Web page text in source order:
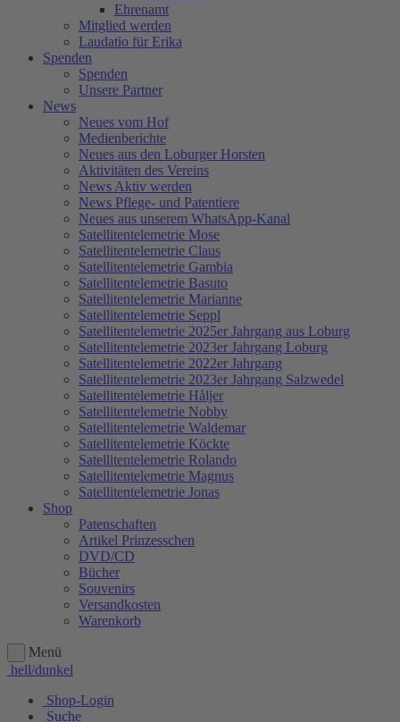
Ehrenamt
Mitglied werden
Laudatio für Erika
Spenden
Spenden
Unsere Partner
News
Neues vom Hof
Medienberichte
Neues aus den Loburger Horsten
Aktivitäten des Vereins
News Aktiv werden
News Pflege- und Patentiere
Neues aus unserem WhatsApp-Kanal
Satellitentelemetrie Mose
Satellitentelemetrie Claus
Satellitentelemetrie Gambia
Satellitentelemetrie Basuto
Satellitentelemetrie Marianne
Satellitentelemetrie Seppl
Satellitentelemetrie 2025er Jahrgang aus Loburg
Satellitentelemetrie 2023er Jahrgang Loburg
Satellitentelemetrie 2022er Jahrgang
Satellitentelemetrie 2023er Jahrgang Salzwedel
Satellitentelemetrie Håljer
Satellitentelemetrie Nobby
Satellitentelemetrie Waldemar
Satellitentelemetrie Köckte
Satellitentelemetrie Rolando
Satellitentelemetrie Magnus
Satellitentelemetrie Jonas
Shop
Patenschaften
Artikel Prinzesschen
DVD/CD
Bücher
Souvenirs
Versandkosten
Warenkorb
Menü
hell/dunkel
Shop-Login
Suche